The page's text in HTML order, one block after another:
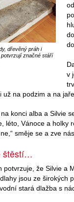
dřevěný práh i
značné stáří
v
už na podzim a na
konci alba a Silvie
léto, Vánoce a holky
směje se a zve
štěstí…
potvrzuje, že Silvie a
jsou ze širokých
stará dlažba s